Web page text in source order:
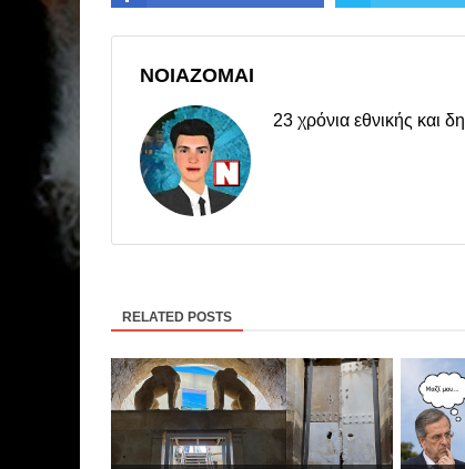
ΝΟΙΑΖΟΜΑΙ
23 χρόνια εθνικής και
RELATED POSTS